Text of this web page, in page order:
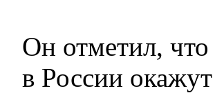
Он отметил, что
в России